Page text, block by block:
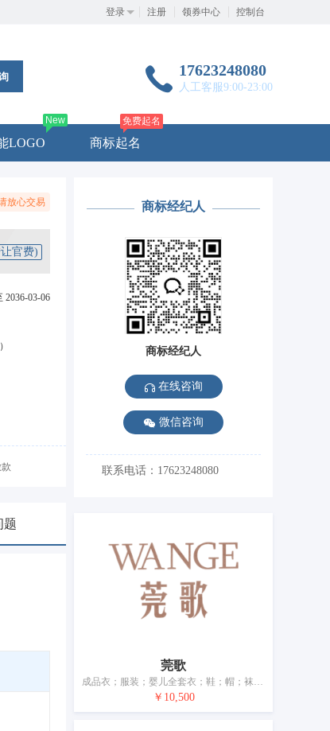
登录 注册 领券中心 控制台
17623248080
人工客服9:00-23:00
LOGO
New
商标起名
免费起名
放心交易
官费)
2036-03-06
题
商标经纪人
商标经纪人
在线咨询
微信咨询
联系电话：17623248080
莞歌
成品衣；服装；婴儿全套衣；鞋；帽；袜；手套（服装）；围巾；领带；皮带（服饰用）
￥10,500